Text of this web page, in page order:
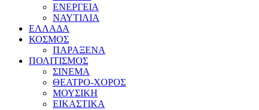
ΕΝΕΡΓΕΙΑ
ΝΑΥΤΙΛΙΑ
ΕΛΛΑΔΑ
ΚΟΣΜΟΣ
ΠΑΡΑΞΕΝΑ
ΠΟΛΙΤΙΣΜΟΣ
ΣΙΝΕΜΑ
ΘΕΑΤΡΟ-ΧΟΡΟΣ
ΜΟΥΣΙΚΗ
ΕΙΚΑΣΤΙΚΑ